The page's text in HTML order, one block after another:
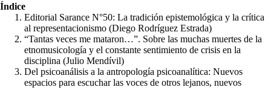
Índice
Editorial Sarance N°50: La tradición epistemológica y la crítica
al representacionismo (Diego Rodríguez Estrada)
“Tantas veces me mataron…”. Sobre las muchas muertes de la
etnomusicología y el constante sentimiento de crisis en la
disciplina (Julio Mendívil)
Del psicoanálisis a la antropología psicoanalítica: Nuevos
espacios para escuchar las voces de otros lejanos, nuevos